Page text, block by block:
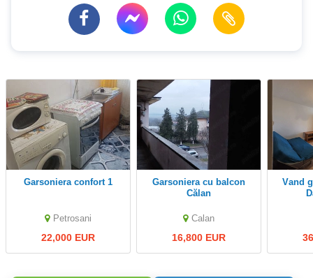
Garsoniera confort 1
Petrosani
22,000 EUR
Garsoniera cu balcon
Călan
Calan
16,800 EUR
Vand garsoniera zona